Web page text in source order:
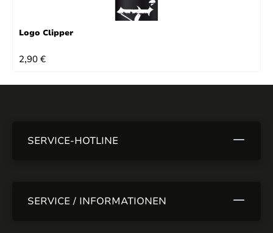
Logo Clipper
REGULÄRER PREIS:
2,90 €
SERVICE-HOTLINE
SERVICE / INFORMATIONEN